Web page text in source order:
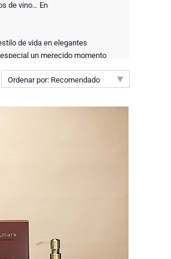
de vino… En
de vida en elegantes
un merecido momento
Ordenar por: Recomendado